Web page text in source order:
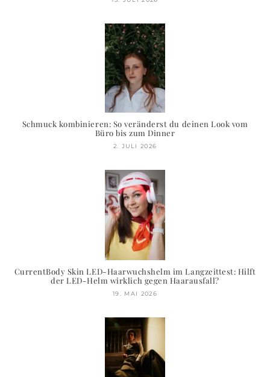
Schmuck kombinieren: So veränderst du deinen Look vom
Büro bis zum Dinner
2. JULI 2026
CurrentBody Skin LED-Haarwuchshelm im Langzeittest: Hilft
der LED-Helm wirklich gegen Haarausfall?
19. MAI 2026